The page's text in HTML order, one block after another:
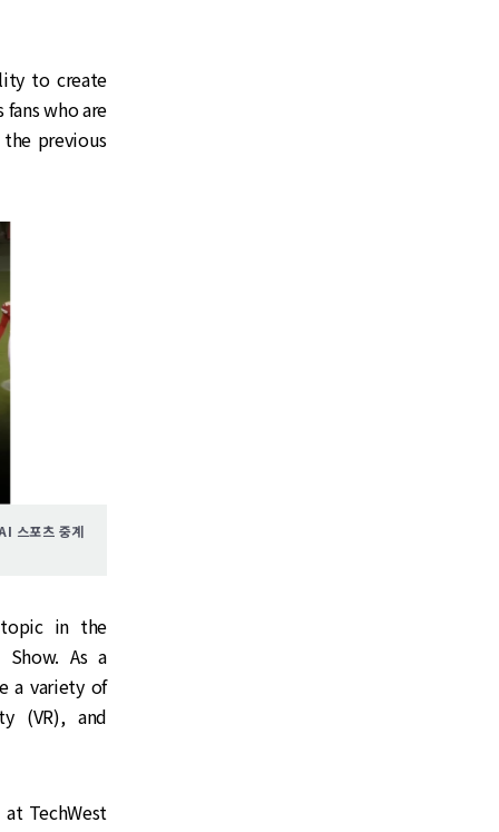
to create
who are
previous
스포츠 중계
topic in the
As a
a variety of
(VR), and
TechWest